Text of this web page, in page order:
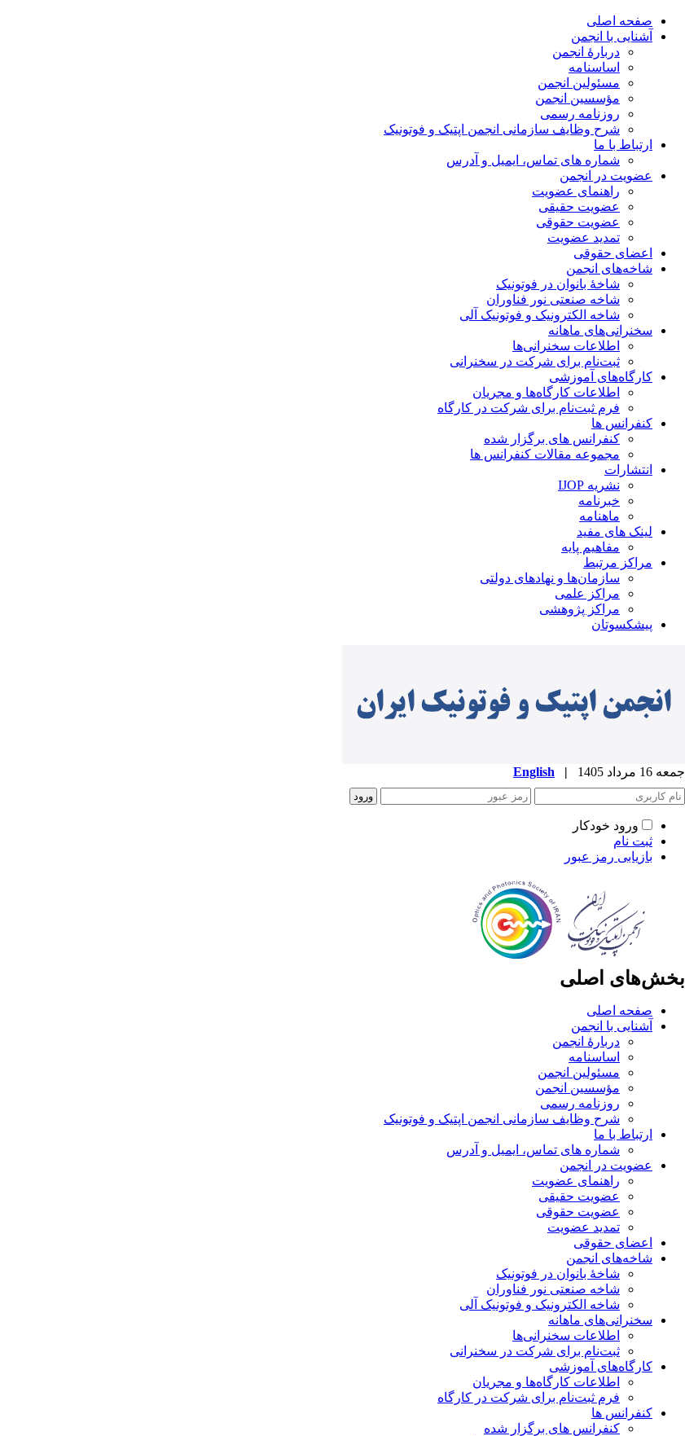
صفحه اصلی
آشنایی با انجمن
دربارۀ انجمن
اساسنامه
مسئولین انجمن
مؤسسین انجمن
روزنامه رسمی
شرح وظایف سازمانی انجمن اپتیک و فوتونیک
ارتباط با ما
شماره های تماس، ایمیل و آدرس
عضویت در انجمن
راهنمای عضویت
عضویت حقیقی
عضویت حقوقی
تمدید عضویت
اعضای حقوقی
شاخه‌های انجمن
شاخۀ بانوان در فوتونیک
شاخه صنعتی نور فناوران
شاخه‌ الکترونیک و فوتونیک آلی
سخنرانی‌های ماهانه
اطلاعات سخنرانی‌‌ها
ثبت‌نام برای شرکت در سخنرانی
کارگاه‌های آموزشی
اطلاعات کارگاه‌ها و مجریان
فرم ثبت‌نام برای شرکت در کارگاه
کنفرانس ها
کنفرانس های برگزار شده
مجموعه مقالات کنفرانس ها
انتشارات
نشریه IJOP
خبرنامه
ماهنامه
لینک های مفید
مفاهیم پایه
مراکز مرتبط
سازمان‌ها و نهادهای دولتی
مراکز علمی
مراکز پژوهشی
پیشکسوتان
جمعه 16 مرداد 1405 |
English
ورود خودکار
ثبت نام
بازیابی رمز عبور
بخش‌های اصلی
صفحه اصلی
آشنایی با انجمن
دربارۀ انجمن
اساسنامه
مسئولین انجمن
مؤسسین انجمن
روزنامه رسمی
شرح وظایف سازمانی انجمن اپتیک و فوتونیک
ارتباط با ما
شماره های تماس، ایمیل و آدرس
عضویت در انجمن
راهنمای عضویت
عضویت حقیقی
عضویت حقوقی
تمدید عضویت
اعضای حقوقی
شاخه‌های انجمن
شاخۀ بانوان در فوتونیک
شاخه صنعتی نور فناوران
شاخه‌ الکترونیک و فوتونیک آلی
سخنرانی‌های ماهانه
اطلاعات سخنرانی‌‌ها
ثبت‌نام برای شرکت در سخنرانی
کارگاه‌های آموزشی
اطلاعات کارگاه‌ها و مجریان
فرم ثبت‌نام برای شرکت در کارگاه
کنفرانس ها
کنفرانس های برگزار شده